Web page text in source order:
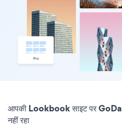
आपकी Lookbook साइट पर
नहीं रहा